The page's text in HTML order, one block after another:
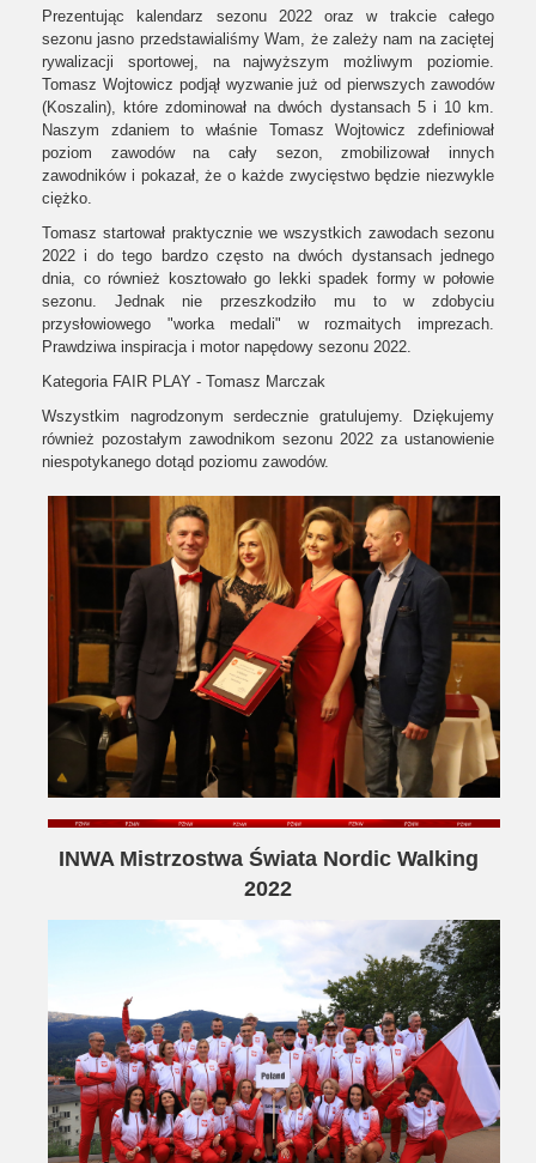
Prezentując kalendarz sezonu 2022 oraz w trakcie całego
sezonu jasno przedstawialiśmy Wam, że zależy nam na zaciętej
rywalizacji sportowej, na najwyższym możliwym poziomie.
Tomasz Wojtowicz podjął wyzwanie już od pierwszych zawodów
(Koszalin), które zdominował na dwóch dystansach 5 i 10 km.
Naszym zdaniem to właśnie Tomasz Wojtowicz zdefiniował
poziom zawodów na cały sezon, zmobilizował innych
zawodników i pokazał, że o każde zwycięstwo będzie niezwykle
ciężko.
Tomasz startował praktycznie we wszystkich zawodach sezonu
2022 i do tego bardzo często na dwóch dystansach jednego
dnia, co również kosztowało go lekki spadek formy w połowie
sezonu. Jednak nie przeszkodziło mu to w zdobyciu
przysłowiowego "worka medali" w rozmaitych imprezach.
Prawdziwa inspiracja i motor napędowy sezonu 2022.
Kategoria FAIR PLAY - Tomasz Marczak
Wszystkim nagrodzonym serdecznie gratulujemy. Dziękujemy
również pozostałym zawodnikom sezonu 2022 za ustanowienie
niespotykanego dotąd poziomu zawodów.
INWA Mistrzostwa Świata Nordic Walking
2022